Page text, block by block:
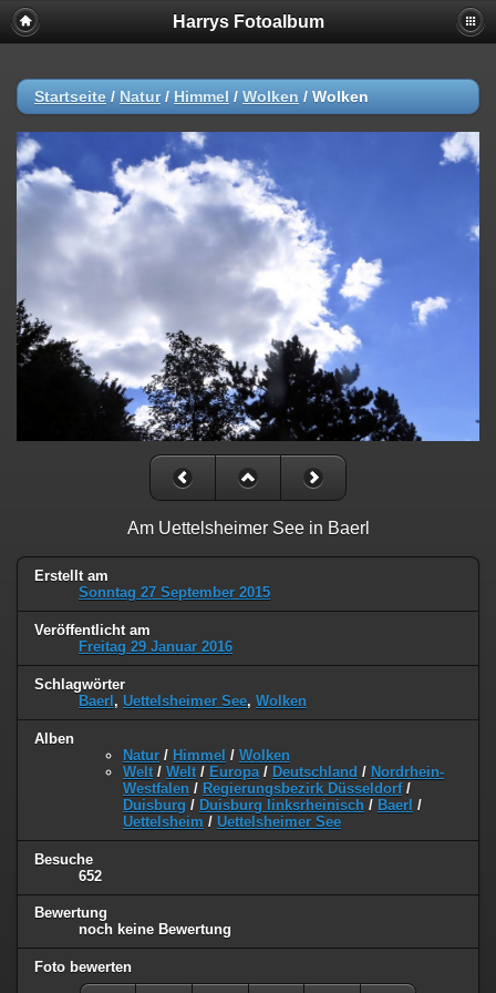
Harrys Fotoalbum
Startseite / Natur/ Himmel / Wolken / Wolken
Am Uettelsheimer See in Baerl
Erstellt am
Sonntag 27 September 2015
Veröffentlicht am
Freitag 29 Januar 2016
Schlagwörter
Baerl , Uettelsheimer See, Wolken
Alben
Natur / Himmel / Wolken
Welt / Welt / Europa / Deutschland / Nordrhein-
Westfalen / Regierungsbezirk Düsseldorf/
Duisburg / Duisburg linksrheinisch / Baerl /
Uettelsheim / Uettelsheimer See
Besuche
652
Bewertung
noch keine Bewertung
Foto bewerten